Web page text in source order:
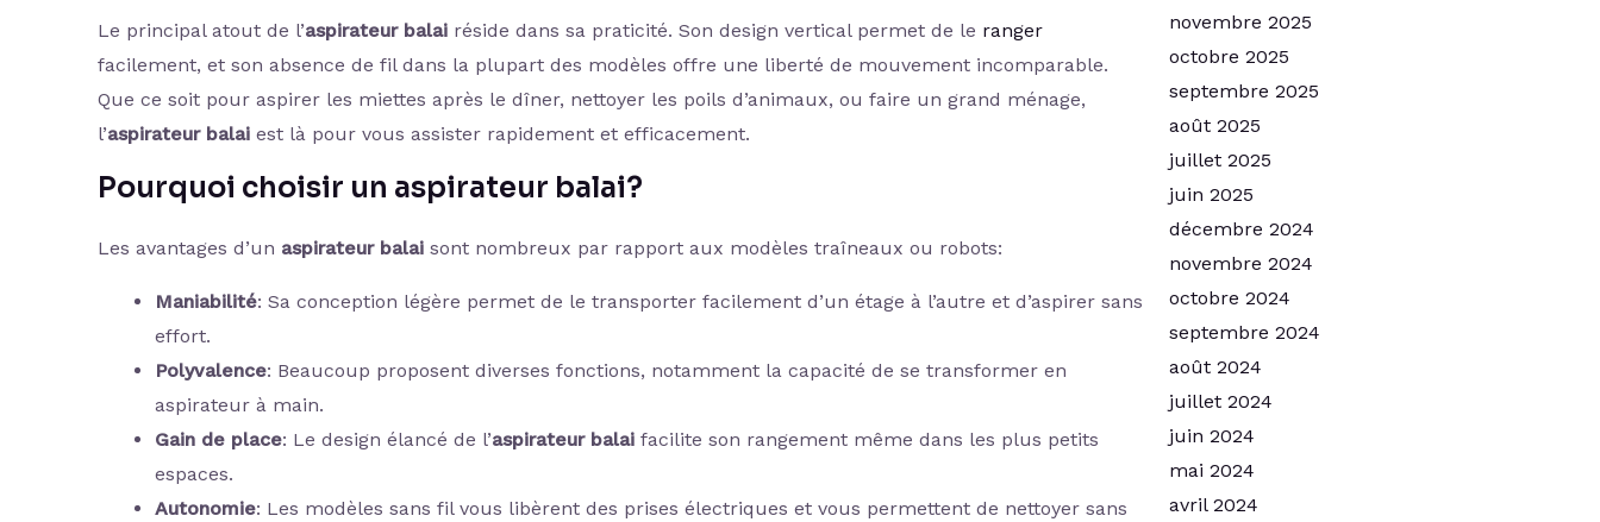
Le principal atout de l’aspirateur balai réside dans sa praticité. Son design vertical permet de le ranger
facilement, et son absence de fil dans la plupart des modèles offre une liberté de mouvement incomparable.
Que ce soit pour aspirer les miettes après le dîner, nettoyer les poils d’animaux, ou faire un grand ménage,
l’aspirateur balai est là pour vous assister rapidement et efficacement.
Pourquoi choisir un aspirateur balai?
Les avantages d’un aspirateur balai sont nombreux par rapport aux modèles traîneaux ou robots:
Maniabilité: Sa conception légère permet de le transporter facilement d’un étage à l’autre et d’aspirer sans
effort.
Polyvalence: Beaucoup proposent diverses fonctions, notamment la capacité de se transformer en
aspirateur à main.
Gain de place: Le design élancé de l’aspirateur balai facilite son rangement même dans les plus petits
espaces.
Autonomie: Les modèles sans fil vous libèrent des prises électriques et vous permettent de nettoyer sans
novembre 2025
octobre 2025
septembre 2025
août 2025
juillet 2025
juin 2025
décembre 2024
novembre 2024
octobre 2024
septembre 2024
août 2024
juillet 2024
juin 2024
mai 2024
avril 2024